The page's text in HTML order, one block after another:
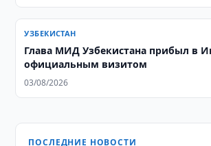
УЗБЕКИСТАН
Глава МИД Узбекистана прибыл в
официальным визитом
03/08/2026
ПОСЛЕДНИЕ НОВОСТИ